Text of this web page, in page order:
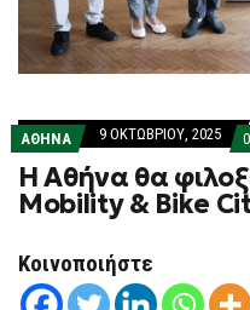
ΑΘΗΝΑ 9 ΟΚΤΩΒΡΊΟΥ, 2025 0
Η Αθήνα θα
Mobility & Bike
Κοινοποιήστε